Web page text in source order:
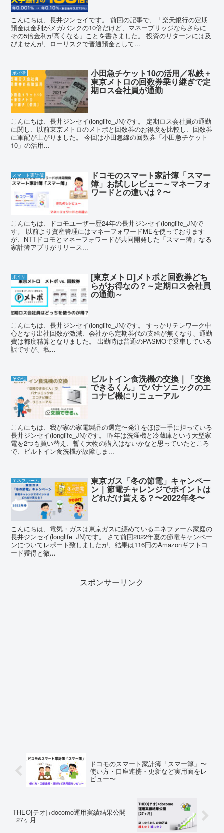
こんにちは、長井ジンセイです。 前回の記事で、「楽天銀行の定期
預金は金利がメガバンクの10倍だけど、マネーブリッジならさらに
その5倍金利が高くなる」ことを書きました。 投資のリターンには及
びませんが、ローリスクで普通預金として...
ポイ活 小田急チケット10の活用／私鉄＋
東京メトロの回数券乗り継ぎで定
期ロス会社員が通勤
こんにちは、長井ジンセイ(longlife_JN)です。 定期ロス会社員の通勤
に関し、以前東京メトロのメトポと回数券のお得度を比較し、回数券
に軍配が上がりました。 今回は小田急線の回数券「小田急チケット
10」の活用...
スマート家計簿 ドコモのスマート家計簿「スマー
簿」お試しレビュー～マネーフォ
ワードとの違いは？〜
こんにちは、ドコモユーザー歴24年の長井ジンセイ(longlife_JN)で
す。 以前より資産管理にはマネーフォワードMEを使っております
が、NTTドコモとマネーフォワードが共同開発した「スマー簿」なる
家計簿アプリがリリース...
ポイ活 [東京メトロ]メトポと回数券どち
らがお得なの？～定期ロス会社員
の通勤～
こんにちは、長井ジンセイ(longlife_JN)です。 すっかりテレワーク中
心となり出社回数が激減、会社から定期券代の支給が無くなり、通勤
費は都度精算となりました。 出勤時は普通のPASMOで乗車している
訳ですが、私...
その他 ビルトイン食洗機の交換｜「交換
できるくん」でパナソニックのエ
コナビ機にリニューアル
こんにちは、我が家の家電製品の選定〜発注をほぼ一手に担っている
長井ジンセイ(longlife_JN)です。 昨年は洗濯機と冷蔵庫という大型家
電を2つも買い替え、暫く大物の購入はないかなと思っていたところ
で、ビルトイン食洗機が故障しま...
エネファーム 東京ガス「冬の節電」キャンペー
ン｜節電チャレンジでポイントは
どれだけ貰える？〜2022年冬〜
こんにちは、電気・ガスは東京ガスに纏めているエネファーム家庭の
長井ジンセイ(longlife_JN)です。 さて前回2022年夏の節電キャンペー
ンについてレポート致しましたが、結果は116円のAmazonギフトコ
ード獲得と微...
スポンサーリンク
ドコモのスマート家計簿「スマー簿」〜
使い方・口座連携・更新など実用面をレ
ビュー〜
THEO[テオ]+docomo運用実績結果公開
_27ヶ月